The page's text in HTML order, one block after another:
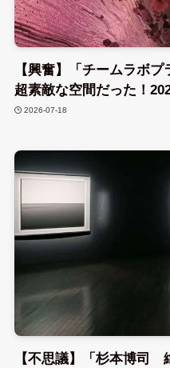
【興奮】「チームラボ
超素敵な空間だった！
2026-07-18
【不思議】「杉本博司